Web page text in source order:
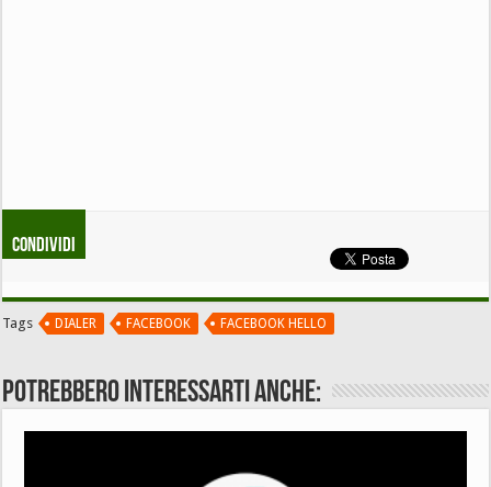
Condividi
Tags DIALER FACEBOOK FACEBOOK HELLO
Potrebbero interessarti anche: